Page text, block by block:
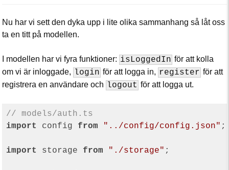
Nu har vi sett den dyka upp i lite olika sammanhang så låt oss
ta en titt på modellen.
I modellen har vi fyra funktioner: isLoggedIn för att kolla
om vi är inloggade, login för att logga in, register för att
registrera en användare och logout för att logga ut.
// models/auth.ts
import
config from "../config/config.json" ;
import storage from "./storage" ;